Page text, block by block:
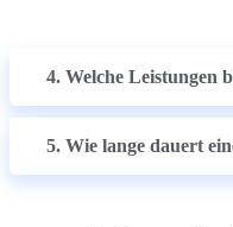
4. Welche Leistungen
5. Wie lange dauert